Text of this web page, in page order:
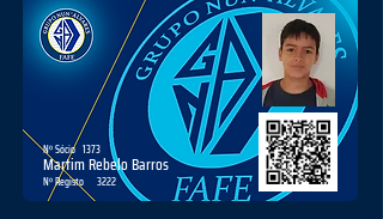
1373
Nº Sócio
Martim Rebelo Barros
3222
Nº Registo